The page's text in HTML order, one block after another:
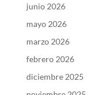
junio 2026
mayo 2026
marzo 2026
febrero 2026
diciembre 2025